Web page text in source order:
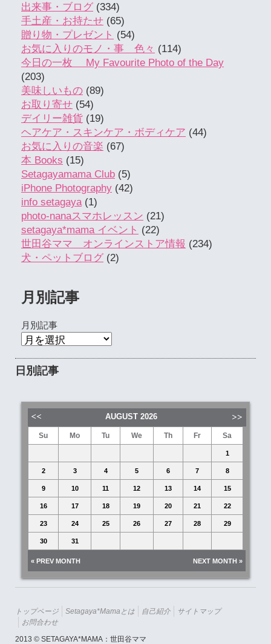
出来事・ブログ (334)
手土産・お持たせ (65)
贈り物・プレゼント (54)
お気に入りのモノ・事 色々 (114)
今日の一枚 My Favourite Photo of the Day
(203)
美味しいもの (89)
お取り寄せ (54)
デイリー雑貨 (19)
ヘアケア・スキンケア・ボディケア (44)
お気に入りの音楽 (67)
本 Books (15)
Setagayamama Club (5)
iPhone Photography (42)
info setagaya(1)
photo-nanaスマホレッスン (21)
setagaya*mama イベント (22)
世田谷ママ オンラインストア情報 (234)
犬・ペットブログ (2)
月別記事
月別記事
日別記事
AUGUST 2026
Su Mo Tu We Th Fr Sa
1
2 3 4 5 6 7 8
9 10 11 12 13 14 15
16 17 18 19 20 21 22
23 24 25 26 27 28 29
30 31
« PREV MONTH NEXT MONTH »
トップページ Setagaya*mamaとは 自己紹介
サイトマップ
お問合わせ
2013 © SETAGAYA*MAMA：世田谷ママ